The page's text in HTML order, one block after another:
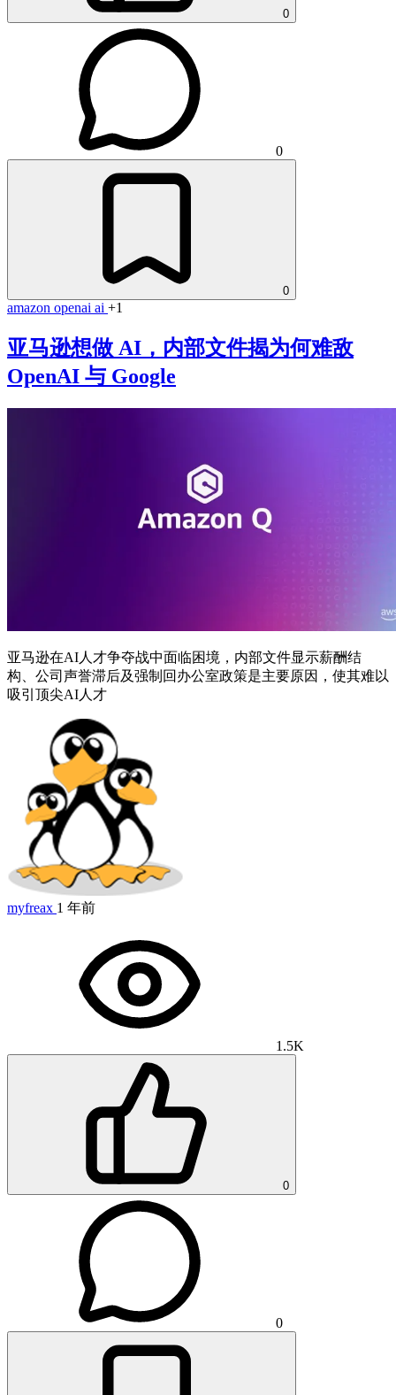
0
0
0
amazon openai ai +1
亚马逊想做 AI，内部文件揭为何难敌
OpenAI 与 Google
亚马逊在AI人才争夺战中面临困境，内部文件显示薪酬结
构、公司声誉滞后及强制回办公室政策是主要原因，使其难以
吸引顶尖AI人才
myfreax 1 年前
1.5K
0
0